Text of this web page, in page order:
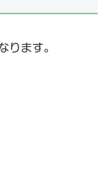
ります。